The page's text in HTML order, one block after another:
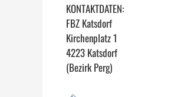
KONTAKTDATEN:
FBZ Katsdorf
Kirchenplatz 1
4223 Katsdorf
(Bezirk Perg)